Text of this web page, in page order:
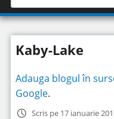
a
u
t
n
C
a
u
î
n
t
Kaby-Lake
Adauga blogul în
Google.
Scris pe 17 ianuarie